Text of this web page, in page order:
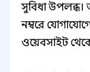
সুবিধা উপলব্ধ।
নম্বরে
ওয়েবসাইট